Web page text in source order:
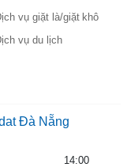
vụ giặt là/giặt khô
vụ du lịch
Đà Nẵng
14:00